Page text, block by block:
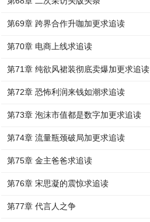
第69章 跨界合作升咖加更求追读
第70章 电商上线求追读
第71章 纯欲风裙装彻底卖爆加更求追读
第72章 恐怖利润来钱如潮求追读
第73章 泡沫市值都是数字加更求追读
第74章 流量瓶颈破局加更求追读
第75章 金主爸爸求追读
第76章 宋思凝的震惊求追读
第77章 代言人之争